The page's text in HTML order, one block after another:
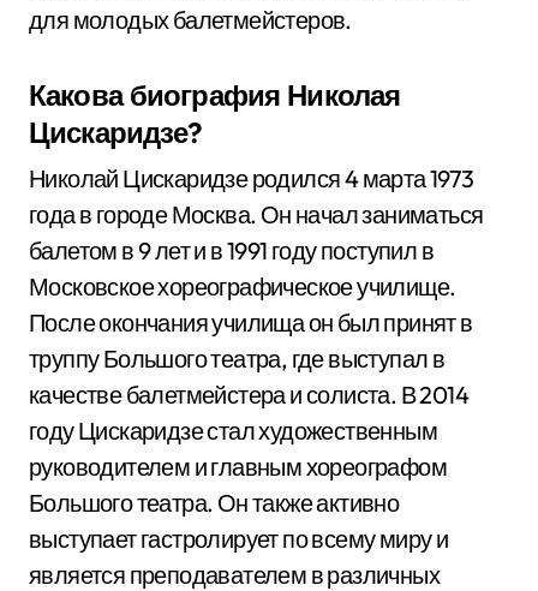
для молодых балетмейстеров.
Какова биография Николая
Цискаридзе?
Николай Цискаридзе родился 4 марта 1973
года в городе Москва. Он начал заниматься
балетом в 9 лет и в 1991 году поступил в
Московское хореографическое училище.
После окончания училища он был принят в
труппу Большого театра, где выступал в
качестве балетмейстера и солиста. В 2014
году Цискаридзе стал художественным
руководителем и главным хореографом
Большого театра. Он также активно
выступает гастролирует по всему миру и
является преподавателем в различных